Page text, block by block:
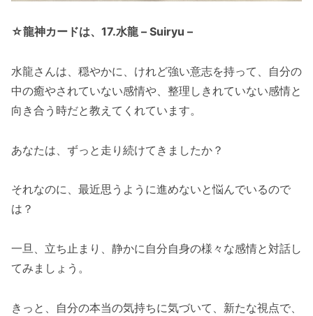
☆龍神カードは、17.水龍 – Suiryu –
水龍さんは、穏やかに、けれど強い意志を持って、自分の
中の癒やされていない感情や、整理しきれていない感情と
向き合う時だと教えてくれています。
あなたは、ずっと走り続けてきましたか？
それなのに、最近思うように進めないと悩んでいるので
は？
一旦、立ち止まり、静かに自分自身の様々な感情と対話し
てみましょう。
きっと、自分の本当の気持ちに気づいて、新たな視点で、